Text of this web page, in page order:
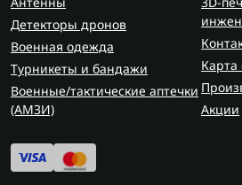
Детекторы дронов
Военная одежда
Турникеты и бандажи
Военные/тактические аптечки
(AMЗИ)
Карта
Акции